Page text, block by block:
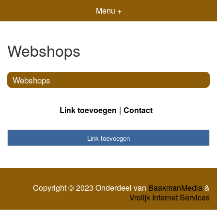
Menu +
Webshops
Webshops
Link toevoegen Contact
Link toevoegen
Copyright © 2023 Onderdeel van BaakmanMedia&
Vrolijk Internet Services